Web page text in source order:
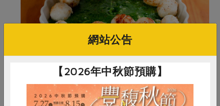
小秘訣：
網站公告
【2026年中秋節預購】